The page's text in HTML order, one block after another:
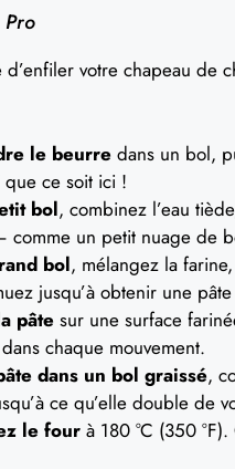
Pro
d’enfiler votre chapeau
le beurre dans un bol,
ce soit ici !
bol, combinez l’eau
comme un petit nuage de
bol, mélangez la
jusqu’à obtenir une
pâte sur une surface
chaque mouvement.
dans un bol graissé,
ce qu’elle double de
le four à 180 °C (350